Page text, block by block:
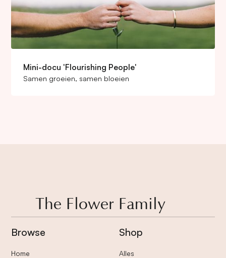
Mini-docu 'Flourishing People'
Samen groeien, samen bloeien
The Flower Family
Browse
Home
Shop
Alles